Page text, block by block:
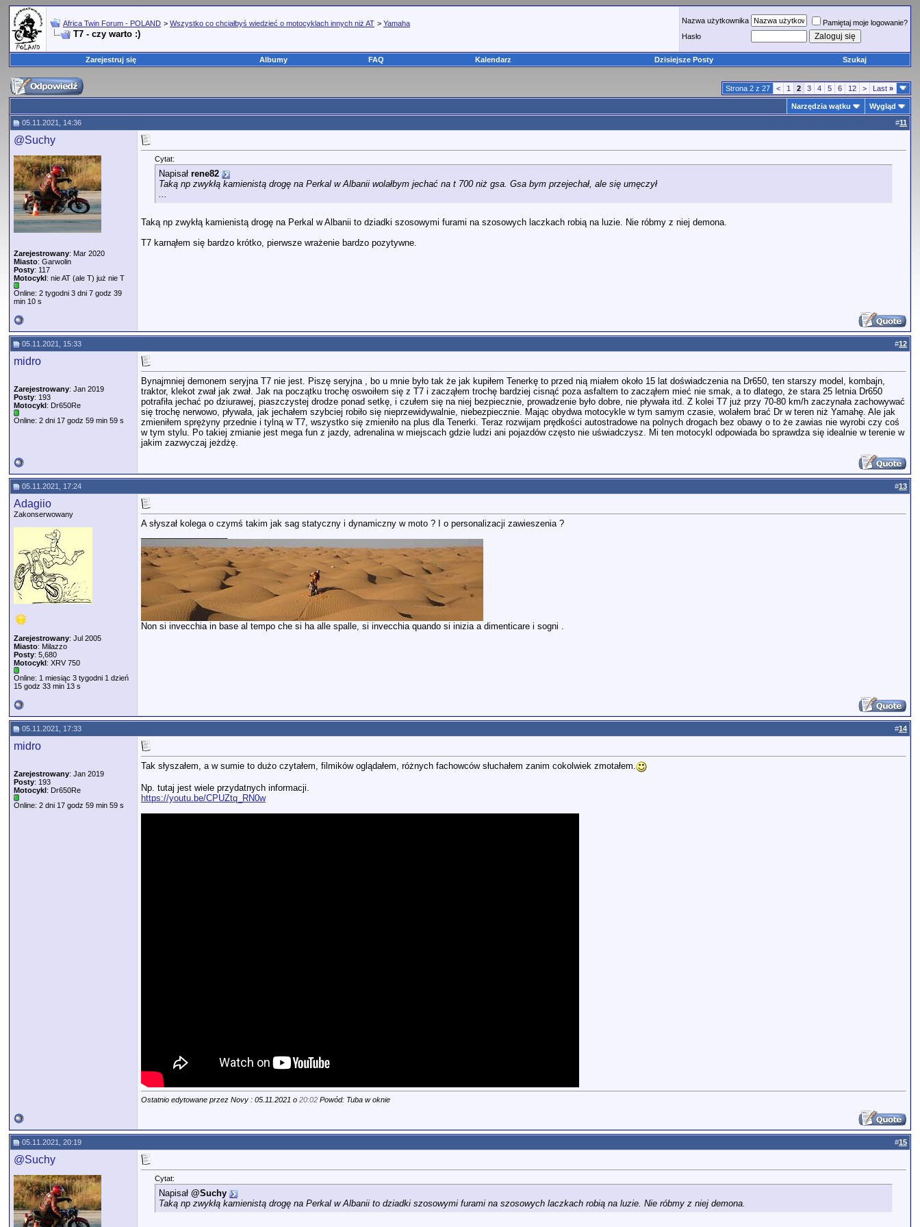
Africa Twin Forum - POLAND > Wszystko co chciałbyś wiedzieć o motocyklach innych niż AT > Yamaha
T7 - czy warto :)
Nazwa użytkownika
Pamiętaj moje logowanie?
Hasło
Zarejestruj się Albumy FAQ Kalendarz Dzisiejsze Posty Szukaj
Strona 2 z 27 < 1 2 3 4 5 6 12 > Last »
Narzędzia wątku
Wygląd
05.11.2021, 14:36
#11
@Suchy
Zarejestrowany: Mar 2020
Miasto: Garwolin
Posty: 117
Motocykl: nie AT (ale T) już nie T
Online: 2 tygodni 3 dni 7 godz 39
min 10 s
Cytat:
Napisał rene82
Taką np zwykłą kamienistą drogę na Perkal w Albanii wolałbym jechać na t 700 niż gsa. Gsa bym przejechał, ale się umęczył
...
Taką np zwykłą kamienistą drogę na Perkal w Albanii to dziadki szosowymi furami na szosowych laczkach robią na luzie. Nie róbmy z niej demona.
T7 karnąłem się bardzo krótko, pierwsze wrażenie bardzo pozytywne.
05.11.2021, 15:33 #12
midro
Zarejestrowany: Jan 2019
Posty: 193
Motocykl: Dr650Re
Online: 2 dni 17 godz 59 min 59 s
Bynajmniej demonem seryjna T7 nie jest. Piszę seryjna , bo u mnie było tak że jak kupiłem Tenerkę to przed nią miałem około 15 lat doświadczenia na Dr650, ten starszy model, kombajn,
traktor, klekot zwał jak zwał. Jak na początku trochę oswoiłem się z T7 i zacząłem trochę bardziej cisnąć poza asfaltem to zacząłem mieć nie smak, a to dlatego, że stara 25 letnia Dr650
potrafiła jechać po dziurawej, piaszczystej drodze ponad setkę, i czułem się na niej bezpiecznie, prowadzenie było dobre, nie pływała itd. Z kolei T7 już przy 70-80 km/h zaczynała zachowywać
się trochę nerwowo, pływała, jak jechałem szybciej robiło się nieprzewidywalnie, niebezpiecznie. Mając obydwa motocykle w tym samym czasie, wolałem brać Dr w teren niż Yamahę. Ale jak
zmieniłem sprężyny przednie i tylną w T7, wszystko się zmieniło na plus dla Tenerki. Teraz rozwijam prędkości autostradowe na polnych drogach bez obawy o to że zawias nie wyrobi czy coś
w tym stylu. Po takiej zmianie jest mega fun z jazdy, adrenalina w miejscach gdzie ludzi ani pojazdów często nie uświadczysz. Mi ten motocykl odpowiada bo sprawdza się idealnie w terenie w
jakim zazwyczaj jeżdżę.
05.11.2021, 17:24 #13
Adagiio
Zakonserwowany
Zarejestrowany: Jul 2005
Miasto: Milazzo
Posty: 5,680
Motocykl: XRV 750
Online: 1 miesiąc 3 tygodni 1 dzień
15 godz 33 min 13 s
A słyszał kolega o czymś takim jak sag statyczny i dynamiczny w moto ? I o personalizacji zawieszenia ?
Non si invecchia in base al tempo che si ha alle spalle, si invecchia quando si inizia a dimenticare i sogni .
05.11.2021, 17:33 #14
midro
Zarejestrowany: Jan 2019
Posty: 193
Motocykl: Dr650Re
Online: 2 dni 17 godz 59 min 59 s
Tak słyszałem, a w sumie to dużo czytałem, filmików oglądałem, różnych fachowców słuchałem zanim cokolwiek zmotałem.
Np. tutaj jest wiele przydatnych informacji.
https://youtu.be/CPUZtq_RN0w
Ostatnio edytowane przez Novy : 05.11.2021 o 20:02 Powód: Tuba w oknie
05.11.2021, 20:19 #15
@Suchy
Cytat:
Napisał @Suchy
Taką np zwykłą kamienistą drogę na Perkal w Albanii to dziadki szosowymi furami na szosowych laczkach robią na luzie. Nie róbmy z niej demona.